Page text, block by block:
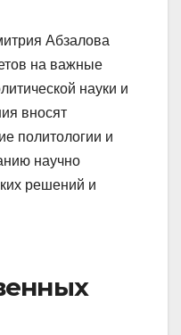
Абзалова
на важные
науки и
вносят
политологии и
научно
решений и